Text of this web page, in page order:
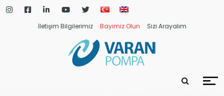
İletişim Bilgilerimiz Bayimiz Olun Sizi Arayalım